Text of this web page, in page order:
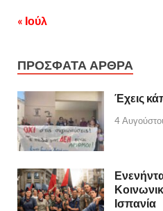
« Ιούλ
ΠΡΟΣΦΑΤΑ ΑΡΘΡΑ
Έχεις
4
Ισπανία